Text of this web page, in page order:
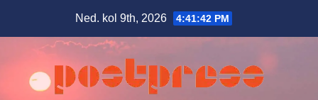
Ned. kol 9th, 2026 4:41:43 PM